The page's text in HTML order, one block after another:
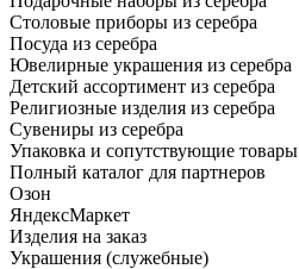
Столовые приборы из серебра
Посуда из серебра
Ювелирные украшения из серебра
Детский ассортимент из серебра
Религиозные изделия из серебра
Сувениры из серебра
Упаковка и сопутствующие товары
Полный каталог для партнеров
Озон
ЯндексМаркет
Изделия на заказ
Украшения (служебные)